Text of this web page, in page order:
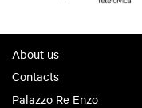
About us
Contacts
Palazzo Re Enzo